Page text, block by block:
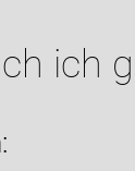
ich